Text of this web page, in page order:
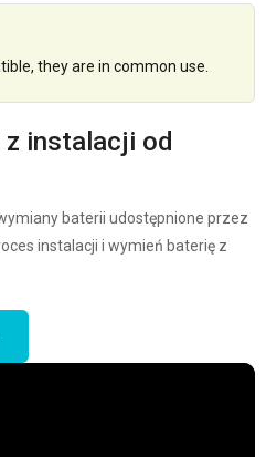
they are in common use.
instalacji od
baterii udostępnione przez
instalacji i wymień baterię z